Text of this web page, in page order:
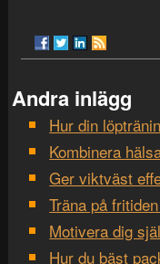
Andra inlägg
Hur din
Kombinera
Ger viktväst
Träna på
Motivera dig
Hur du bäst